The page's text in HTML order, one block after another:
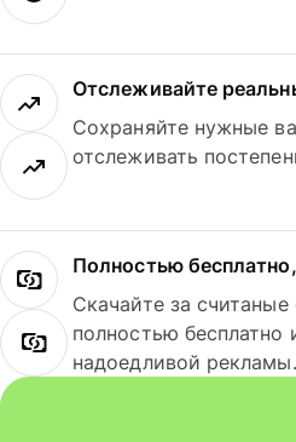
Отслеживайте
Сохраняйте нужные
отслеживать
Полностью
Скачайте за
полностью бесплатно
надоедливой рекламы.